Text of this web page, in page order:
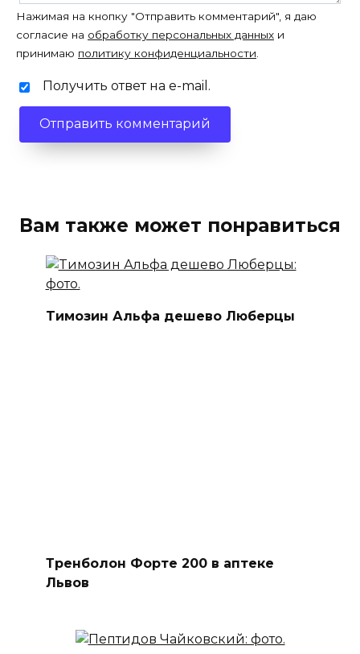
Нажимая на кнопку "Отправить комментарий", я даю
согласие на обработку персональных данных и
принимаю политику конфиденциальности
Получить ответ на e-mail.
Вам также может понравиться
Tимозин Альфа дешево Люберцы
Тренболон Форте 200 в аптеке
Львов